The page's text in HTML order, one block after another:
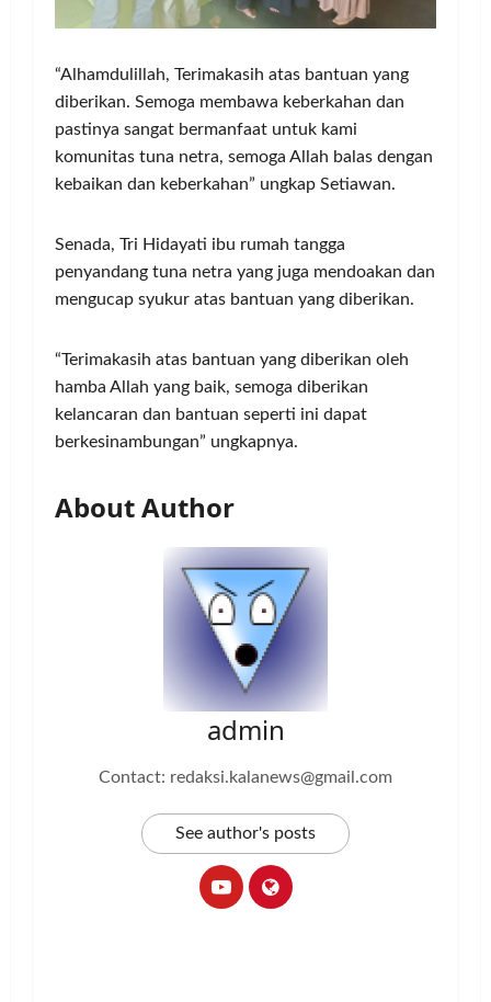
“Alhamdulillah, Terimakasih atas bantuan yang
diberikan. Semoga membawa keberkahan dan
pastinya sangat bermanfaat untuk kami
komunitas tuna netra, semoga Allah balas dengan
kebaikan dan keberkahan” ungkap Setiawan.
Senada, Tri Hidayati ibu rumah tangga
penyandang tuna netra yang juga mendoakan dan
mengucap syukur atas bantuan yang diberikan.
“Terimakasih atas bantuan yang diberikan oleh
hamba Allah yang baik, semoga diberikan
kelancaran dan bantuan seperti ini dapat
berkesinambungan” ungkapnya.
About Author
admin
Contact: redaksi.kalanews@gmail.com
See author's posts